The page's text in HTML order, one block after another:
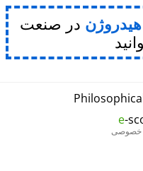
هیدروژن در صنعت
e-
خصوصی